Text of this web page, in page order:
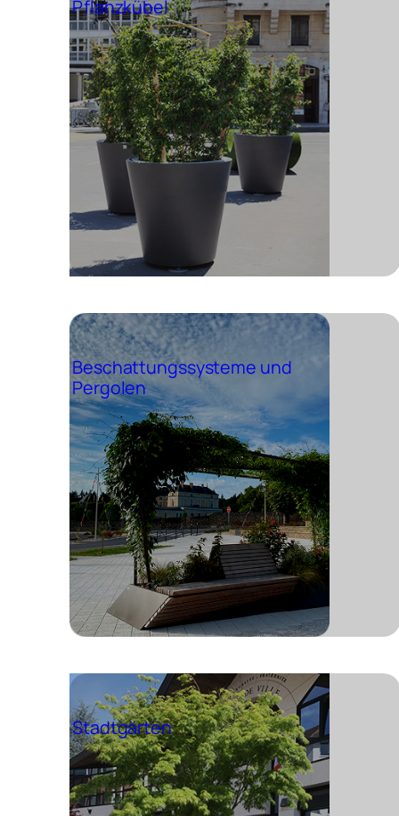
Pflanzkübel
Beschattungssysteme und
Pergolen
Stadtgärten